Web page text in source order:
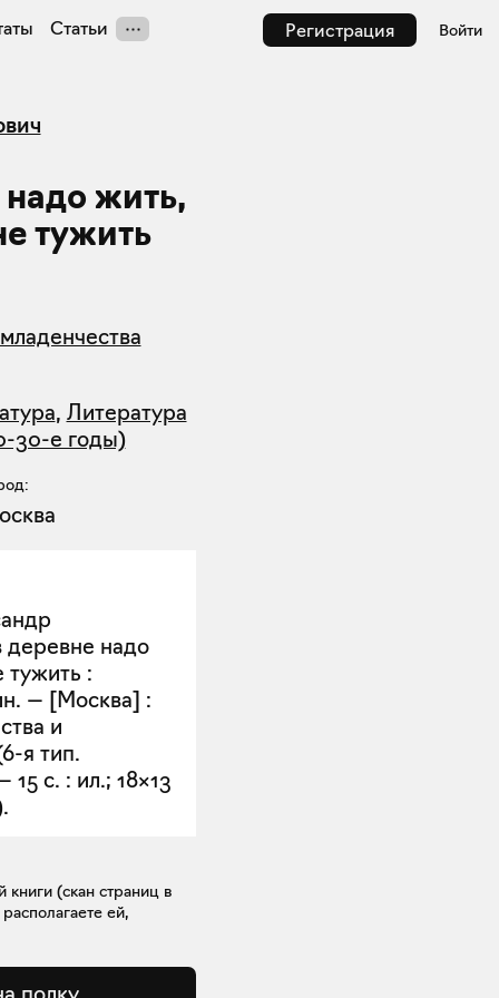
Регистрация Войти
Статьи
жить,
тужить
, Литература
30-е годы)
деревне надо
:
— [Москва] :
и
я тип.
с. : ил.; 18×13
(скан страниц в
ей,